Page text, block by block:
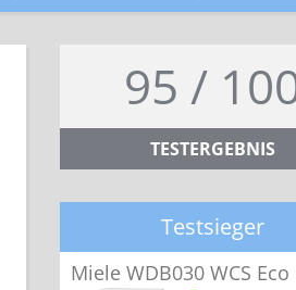
95 /
TESTERGEBNIS
Testsieger
Miele WDB030 WCS Eco